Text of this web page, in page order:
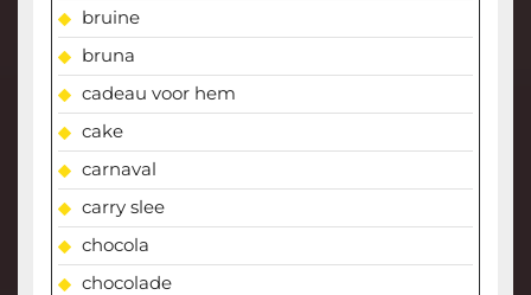
bruine
bruna
cadeau voor hem
cake
carnaval
carry slee
chocola
chocolade